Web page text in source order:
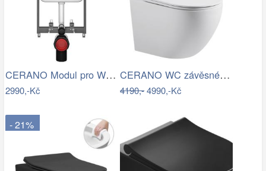
CERANO Modul pro WC závěsné Prime - pro…
2990,-Kč
CERANO WC závěsné Cesso, Vortex + Slim…
4190,-4990,-Kč
- 21%